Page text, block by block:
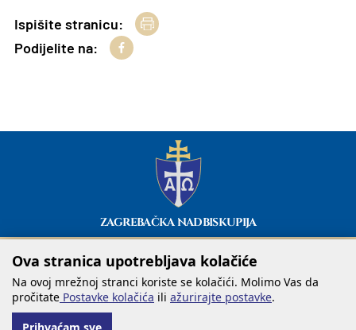
Ispišite stranicu:
Podijelite na:
ZAGREBAČKA NADBISKUPIJA
Ova stranica upotrebljava kolačiće
Na ovoj mrežnoj stranci koriste se kolačići. Molimo Vas da
pročitate Postavke kolačića ili ažurirajte postavke.